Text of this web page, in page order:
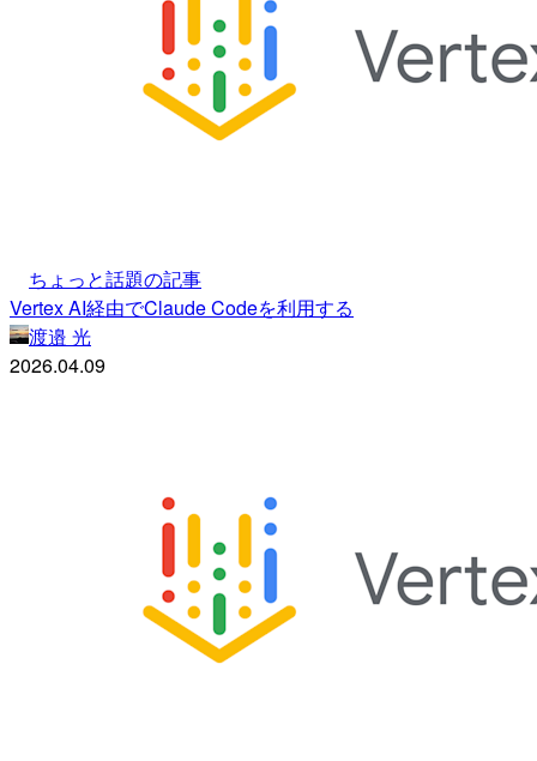
ちょっと話題の記事
Vertex AI経由でClaude Codeを利用する
渡邉 光
2026.04.09